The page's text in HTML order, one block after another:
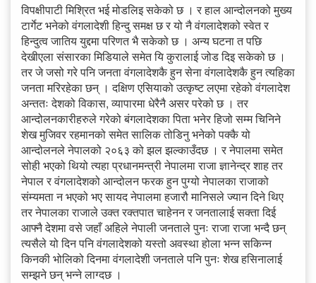
विपक्षीपाटी मिश्रित भई मोडलिइ सकेको छ । र हाल आन्दोलनको मुख्य
टार्गेट भनेको वंगलादेशी हिन्दु समक्ष छ र यो नै वंगलादेशको स्वेत र
हिन्दुत्व जातिय युद्दमा परिणत भै सकेको छ । अन्य घटना त पछि
देखीएला संसारका मिडियाले समेत यि कुरालाई जोड दिइ सकेको छ ।
तर जे जसो गरे पनि जनता वंगलादेशकै हुन सेना वंगलादेशकै हुन त्यहिका
जनता मरिरहेका छन् । दक्षिण एसियाको उत्कृष्ट लएमा रहेको वंगलादेश
अन्ततः देशको विकास, व्यापारमा धेरैनै असर परेको छ । तर
आन्दोलनकारीहरुले गरेको बंगलादेशका पिता भनेर हिजो सम्म चिनिने
शेख मुजिवर रहमानको समेत सालिक तोडिनु भनेको पक्कै यो
आन्दोलनले नेपालको २०६३ को झल झल्काउँदछ । र नेपालमा समेत
सोही भएको थियो त्यहा प्रधानमन्त्री नेपालमा राजा ज्ञानेन्द्र शाह तर
नेपाल र वंगलादेशको आन्दोलन फरक हुन पुग्यो नेपालका राजाको
संम्यमता न भएको भए सायद नेपालमा हजारौ मानिसले ज्यान दिने थिए
तर नेपालका राजाले उक्त रक्तपात चाहेनन र जनतालाई सक्ता दिई
आफ्नै देशमा वसे जहाँ अहिले नेपाली जनताले पुनः राजा राजा भन्दै छन्
त्यसैले यो दिन पनि वंगलादेशको यस्तो अवस्था होला भन्न सकिन्न
किनकी भोलिको दिनमा वंगलादेशी जनताले पनि पुनः शेख हसिनालाई
सम्झने छन् भन्ने लाग्दछ ।